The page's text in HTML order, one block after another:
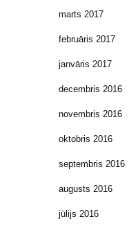
marts 2017
februāris 2017
janvāris 2017
decembris 2016
novembris 2016
oktobris 2016
septembris 2016
augusts 2016
jūlijs 2016